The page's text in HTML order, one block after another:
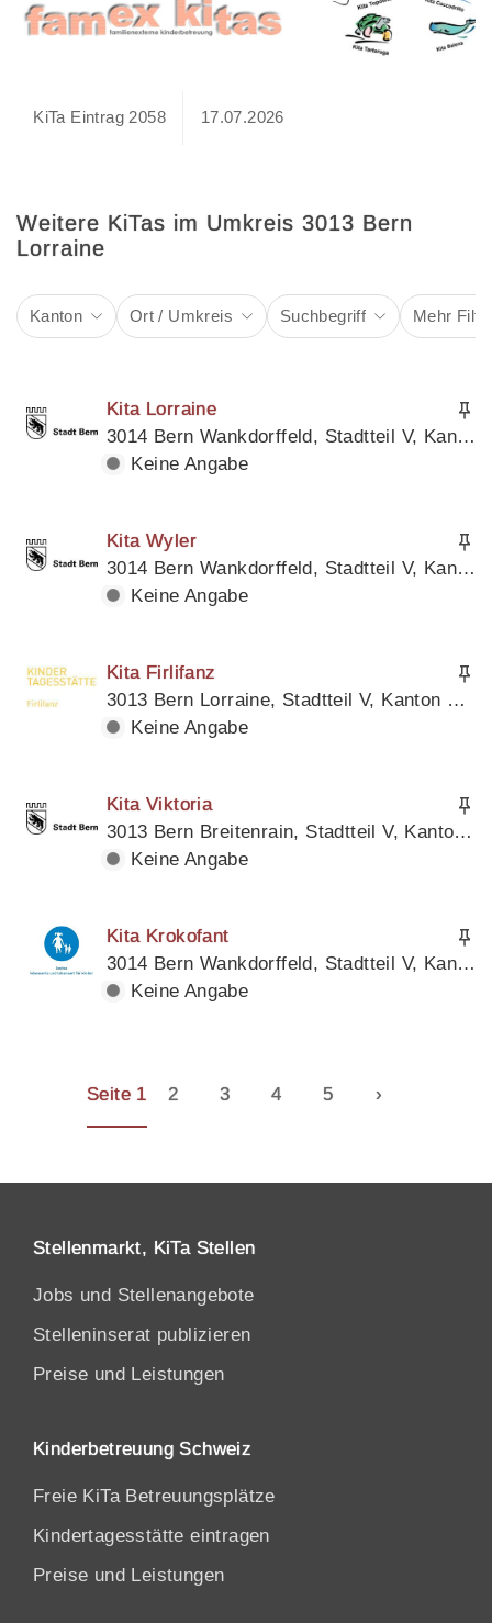
KiTa Eintrag 2058 17.07.2026
Weitere KiTas im Umkreis 3013 Bern
Lorraine
Kanton Ort / Umkreis Suchbegriff Mehr
Kita Lorraine
3014 Bern Wankdorffeld, Stadtteil V, Kanton Bern
Keine Angabe
Kita Wyler
3014 Bern Wankdorffeld, Stadtteil V, Kanton Bern
Keine Angabe
Kita Firlifanz
3013 Bern Lorraine, Stadtteil V, Kanton Bern
Keine Angabe
Kita Viktoria
3013 Bern Breitenrain, Stadtteil V, Kanton Bern
Keine Angabe
Kita Krokofant
3014 Bern Wankdorffeld, Stadtteil V, Kanton Bern
Keine Angabe
Seite 1 2 3 4 5 ›
Stellenmarkt, KiTa Stellen
Jobs und Stellenangebote
Stelleninserat publizieren
Preise und Leistungen
Kinderbetreuung Schweiz
Freie KiTa Betreuungsplätze
Kindertagesstätte eintragen
Preise und Leistungen